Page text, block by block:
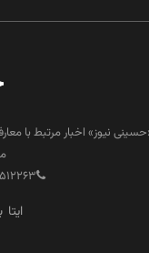
نیوز» اخبار مرتبط با
ایتا